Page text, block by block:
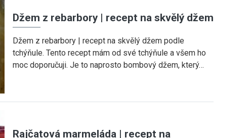
Džem z rebarbory | recept na skvělý džem
Džem z rebarbory | recept na skvělý džem podle
tchýňule. Tento recept mám od své tchýňule a všem ho
moc doporučuji. Je to naprosto bombový džem, který…
Rajčatová marmeláda | recept na